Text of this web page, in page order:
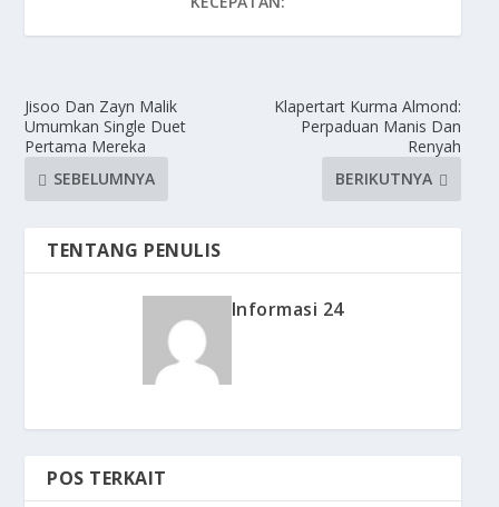
Jisoo Dan Zayn Malik
Umumkan Single Duet
Pertama Mereka
SEBELUMNYA
Klapertart Kurma Almond:
Perpaduan Manis Dan
Renyah
BERIKUTNYA
TENTANG PENULIS
Informasi 24
POS TERKAIT